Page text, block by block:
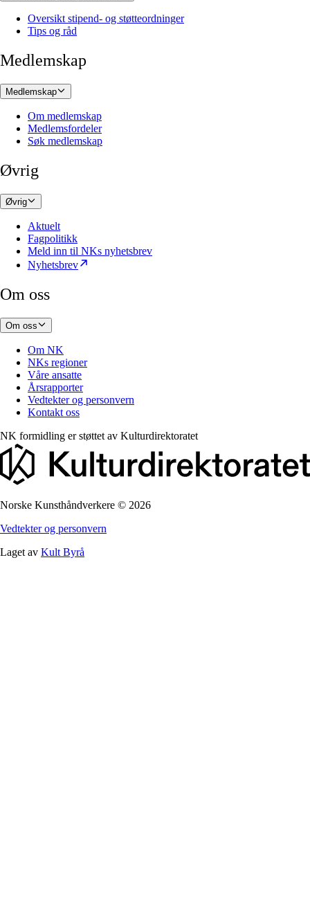
Oversikt stipend- og støtteordninger
Tips og råd
Medlemskap
Medlemskap
Om medlemskap
Medlemsfordeler
Søk medlemskap
Øvrig
Øvrig
Aktuelt
Fagpolitikk
Meld inn til NKs nyhetsbrev
Nyhetsbrev
Om oss
Om oss
Om NK
NKs regioner
Våre ansatte
Årsrapporter
Vedtekter og personvern
Kontakt oss
NK formidling er støttet av Kulturdirektoratet
Norske Kunsthåndverkere © 2026
Vedtekter og personvern
Laget av Kult Byrå